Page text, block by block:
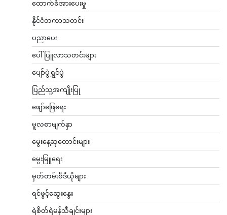
ထောက်ခံအားပေးမှု
နိုင်ငံတကာသတင်း
ပညာပေး
ပေါ်ပြူလာသတင်းများ
ပျော်ပွဲရွှင်ပွဲ
ပြည်သူ့အကျိုးပြု
ဖျော်ဖြေရေး
မူလစာမျက်နှာ
မွေးနေ့ဆုတောင်းများ
မွေးမြူရေး
မှတ်တမ်းဗီဒီယိုများ
ရင်ဖွင့်ဆွေးနွေး
ရဲစိတ်ရဲမန်သီချင်းများ